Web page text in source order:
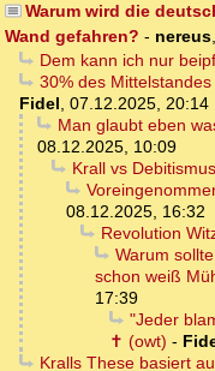
Warum wird die
Wand gefahren? - nereus,
Dem kann ich nur
30% des
Fidel, 07.12.2025, 20:14
Man glaubt eben
08.12.2025, 10:09
Krall vs Debitismus
08.12.2025, 16:32
Revolution
Warum
schon weiß
17:39
"Jeder
✝ (owt) -
Kralls These basiert